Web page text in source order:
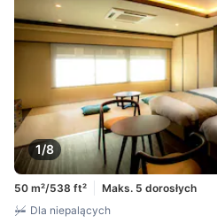
1/8
50 m²/538 ft²
Maks. 5 dorosłych
Dla niepalących